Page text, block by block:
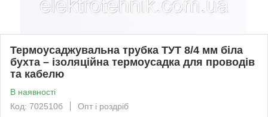
Термоусаджувальна трубка ТУТ 8/4 мм біла
бухта – ізоляційна термоусадка для проводів
та кабелю
В наявності
Код: 702510б
Опт і роздріб